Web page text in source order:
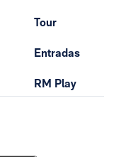
Tour
Entradas
RM Play